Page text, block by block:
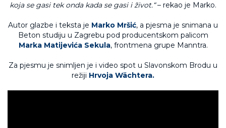
koja se gasi tek onda kada se gasi i život.“– rekao je Marko.
Autor glazbe i teksta je Marko Mršić, a pjesma je snimana u
Beton studiju u Zagrebu pod producentskom palicom
Marka Matijevića Sekula, frontmena grupe Manntra.
Za pjesmu je snimljen je i video spot u Slavonskom Brodu u
režiji Hrvoja Wächtera.